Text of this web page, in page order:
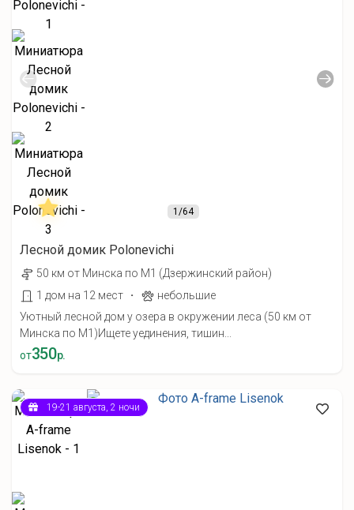
1/64
Лесной домик Polonevichi
50 км от Минска по М1 (Дзержинский район)
1 дом на 12 мест
·
небольшие
Уютный лесной дом у озера в окружении леса (50 км от
Минска по М1) ​Ищете уединения, тишин...
от350р.
19-21 августа, 2 ночи